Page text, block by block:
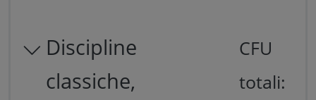
Discipline
classiche,
CFU
totali: